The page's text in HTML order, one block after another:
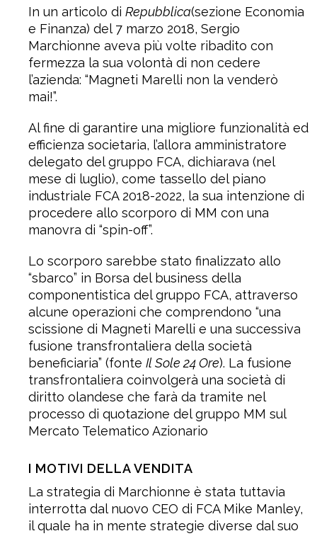
In un articolo di Repubblica(sezione Economia
e Finanza) del 7 marzo 2018, Sergio
Marchionne aveva più volte ribadito con
fermezza la sua volontà di non cedere
l’azienda: “Magneti Marelli non la venderò
mai!”.
Al fine di garantire una migliore funzionalità ed
efficienza societaria, l’allora amministratore
delegato del gruppo FCA, dichiarava (nel
mese di luglio), come tassello del piano
industriale FCA 2018-2022, la sua intenzione di
procedere allo scorporo di MM con una
manovra di “spin-off”.
Lo scorporo sarebbe stato finalizzato allo
“sbarco” in Borsa del business della
componentistica del gruppo FCA, attraverso
alcune operazioni che comprendono “una
scissione di Magneti Marelli e una successiva
fusione transfrontaliera della società
beneficiaria” (fonte Il Sole 24 Ore). La fusione
transfrontaliera coinvolgerà una società di
diritto olandese che farà da tramite nel
processo di quotazione del gruppo MM sul
Mercato Telematico Azionario
I MOTIVI DELLA VENDITA
La strategia di Marchionne è stata tuttavia
interrotta dal nuovo CEO di FCA Mike Manley,
il quale ha in mente strategie diverse dal suo